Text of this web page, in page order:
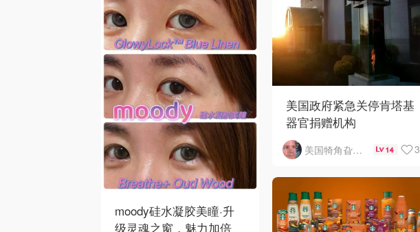
美国政府紧急关停肯塔基
器官捐赠机构
美国犄角旮旯新鲜事 14 3
moody硅水凝胶美瞳·升
级灵魂之窗，魅力加倍